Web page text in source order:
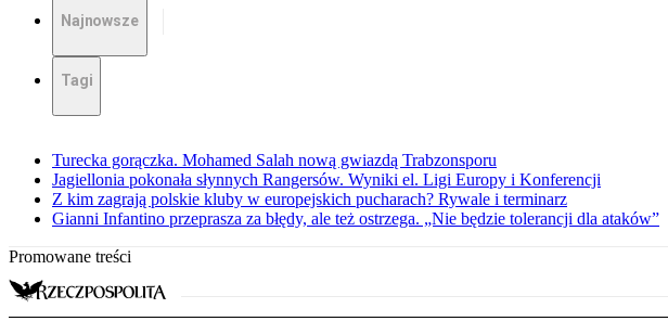
Najnowsze
Tagi
Turecka gorączka. Mohamed Salah nową gwiazdą Trabzonsporu
Jagiellonia pokonała słynnych Rangersów. Wyniki el. Ligi Europy i Konferencji
Z kim zagrają polskie kluby w europejskich pucharach? Rywale i terminarz
Gianni Infantino przeprasza za błędy, ale też ostrzega. „Nie będzie tolerancji dla ataków”
Promowane treści